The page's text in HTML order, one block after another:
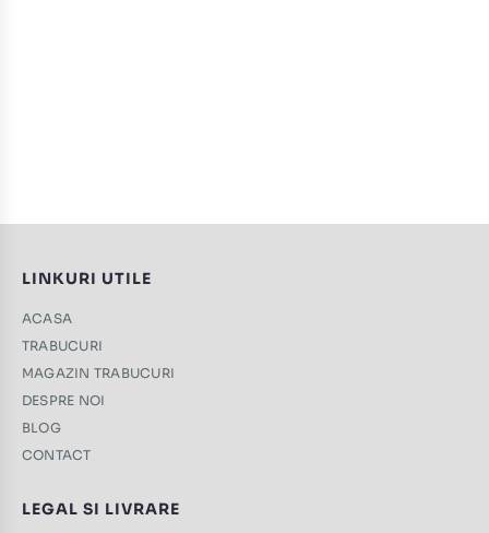
LINKURI UTILE
ACASA
TRABUCURI
MAGAZIN TRABUCURI
DESPRE NOI
BLOG
CONTACT
LEGAL SI LIVRARE